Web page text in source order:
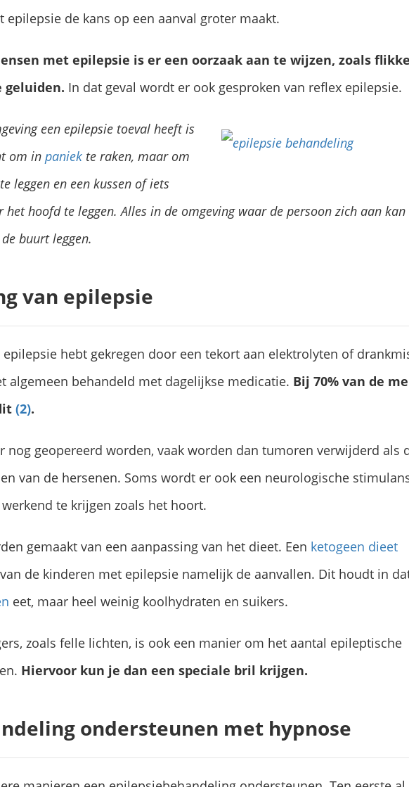
de kans op een aanval groter maakt.
met epilepsie is er een oorzaak aan te wijzen, zoals
geluiden. In dat geval wordt er ook gesproken van reflex epilepsie.
een epilepsie toeval heeft is
om in paniek te raken, maar om
leggen en een kussen of iets
het hoofd te leggen. Alles in de omgeving waar de persoon zich aan kan
buurt leggen.
van epilepsie
hebt gekregen door een tekort aan elektrolyten of
algemeen behandeld met dagelijkse medicatie. Bij 70% van de
(2).
nog geopereerd worden, vaak worden dan tumoren verwijderd als
van de hersenen. Soms wordt er ook een neurologische
te krijgen zoals het hoort.
gemaakt van een aanpassing van het dieet. Een ketogeen dieet
de kinderen met epilepsie namelijk de aanvallen. Dit houdt in
eet, maar heel weinig koolhydraten en suikers.
zoals felle lichten, is ook een manier om het aantal epileptische
Hiervoor kun je dan een speciale bril krijgen.
ondersteunen met hypnose